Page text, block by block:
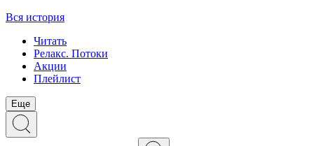
Вся история
Читать
Релакс. Потоки
Акции
Плейлист
Еще